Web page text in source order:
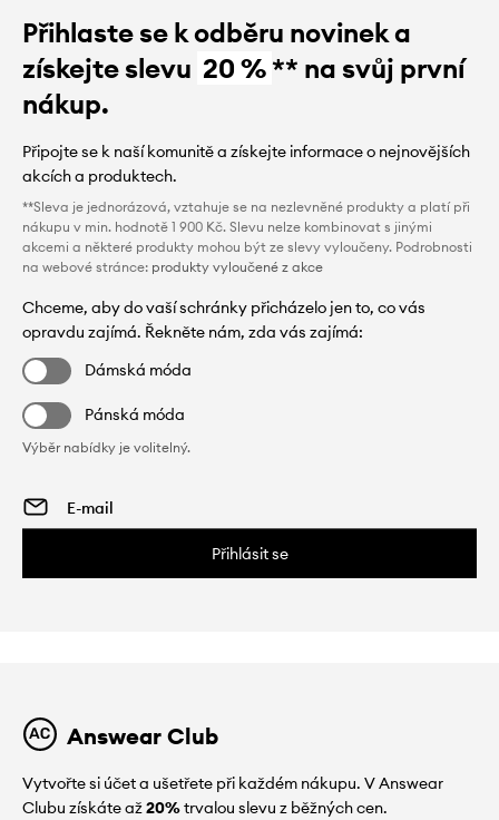
Přihlaste se k odběru novinek a
získejte slevu 20 %** na svůj první
nákup.
Připojte se k naší komunitě a získejte informace o nejnovějších
akcích a produktech.
**Sleva je jednorázová, vztahuje se na nezlevněné produkty a platí při
nákupu v min. hodnotě 1 900 Kč. Slevu nelze kombinovat s jinými
akcemi a některé produkty mohou být ze slevy vyloučeny. Podrobnosti
na webové stránce: produkty vyloučené z akce
Chceme, aby do vaší schránky přicházelo jen to, co vás
opravdu zajímá. Řekněte nám, zda vás zajímá:
Dámská móda
Pánská móda
Výběr nabídky je volitelný.
Přihlásit se
Answear Club
Vytvořte si účet a ušetřete při každém nákupu. V Answear
Clubu získáte až20%trvalou slevu z běžných cen.